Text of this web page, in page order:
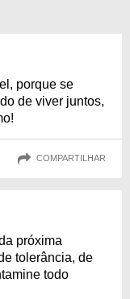
porque se
de viver juntos,
COMPARTILHAR
próxima
tolerância, de
todo